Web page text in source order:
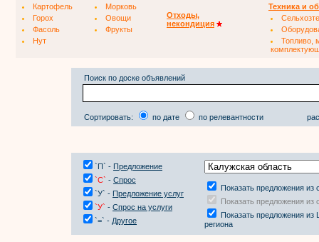
Картофель
Морковь
Горох
Овощи
Фасоль
Фрукты
Нут
Отходы,
некондиция
Техника и
Топливо,
Поиск по доске объявлений
Сортировать: по дате по релевантности
`П` - Предложение
`С` - Спрос
`У` - Предложение услуг
`У` - Спрос на услуги
`=` - Другое
Показать предложения из
Показать предложения из
Показать предложения из
региона